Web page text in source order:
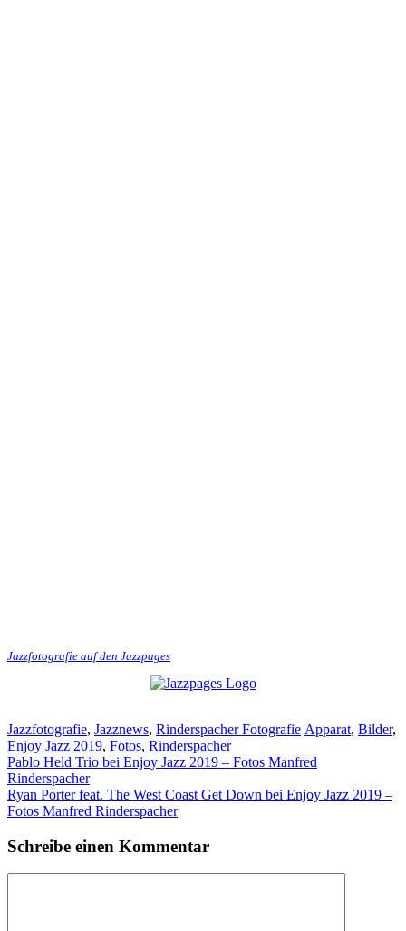
Jazzfotografie auf den Jazzpages
Kategorien
Jazzfotografie, Jazznews, Rinderspacher Fotografie Schlagwörter
Apparat, Bilder,
Enjoy Jazz 2019, Fotos, Rinderspacher
Pablo Held Trio bei Enjoy Jazz 2019 – Fotos Manfred
Rinderspacher
Ryan Porter feat. The West Coast Get Down bei Enjoy Jazz 2019 –
Fotos Manfred Rinderspacher
Schreibe einen Kommentar